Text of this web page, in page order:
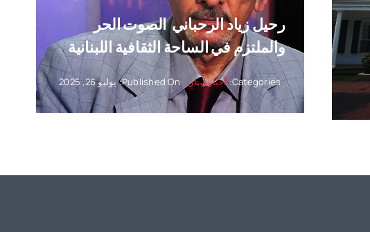
رحيل زياد الرحباني ‏ الصوت الحر
والملتزم في الساحة الثقافية اللبنانية
Categories: أخبار لبنان Published On: يوليو 26, 2025